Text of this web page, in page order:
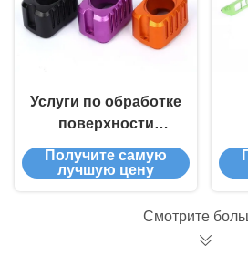
полный осмотр
перед отгрузкой
Услуги по обработке
поверхности
металла на заказ
для автомобильных
аэрокосмических
Получите самую
лучшую цену
Смотрите